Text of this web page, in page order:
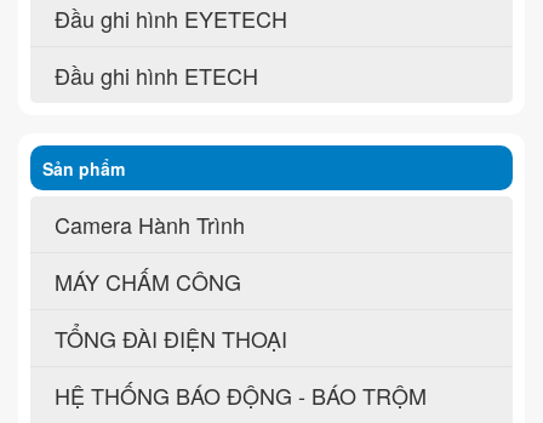
Đầu ghi hình EYETECH
Đầu ghi hình ETECH
Sản phẩm
Camera Hành Trình
MÁY CHẤM CÔNG
TỔNG ĐÀI ĐIỆN THOẠI
HỆ THỐNG BÁO ĐỘNG - BÁO TRỘM